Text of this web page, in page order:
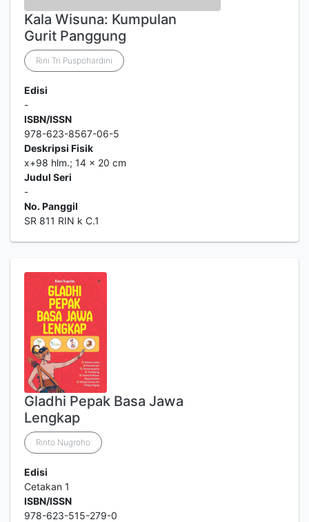
Kala Wisuna: Kumpulan
Gurit Panggung
Rini Tri Puspohardini
Edisi
-
ISBN/ISSN
978-623-8567-06-5
Deskripsi Fisik
x+98 hlm.; 14 x 20 cm
Judul Seri
-
No. Panggil
SR 811 RIN k C.1
Gladhi Pepak Basa Jawa
Lengkap
Rinto Nugroho
Edisi
Cetakan 1
ISBN/ISSN
978-623-515-279-0